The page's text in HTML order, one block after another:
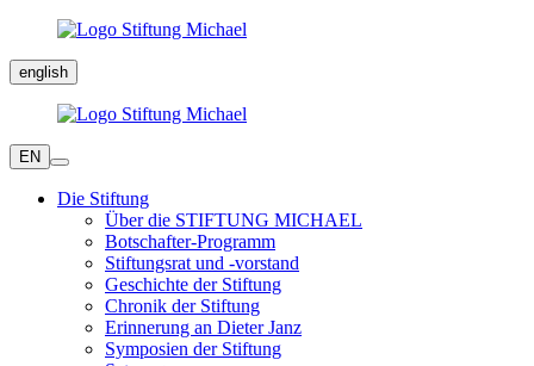
english
EN
Die Stiftung
Über die STIFTUNG MICHAEL
Botschafter-Programm
Stiftungsrat und -vorstand
Geschichte der Stiftung
Chronik der Stiftung
Erinnerung an Dieter Janz
Symposien der Stiftung